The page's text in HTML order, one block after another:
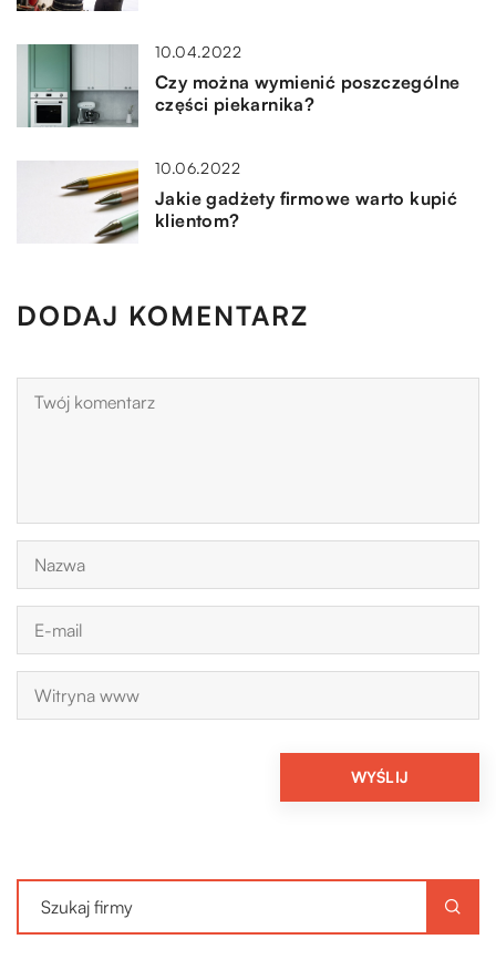
10.04.2022
Czy można wymienić poszczególne
części piekarnika?
10.06.2022
Jakie gadżety firmowe warto kupić
klientom?
DODAJ KOMENTARZ